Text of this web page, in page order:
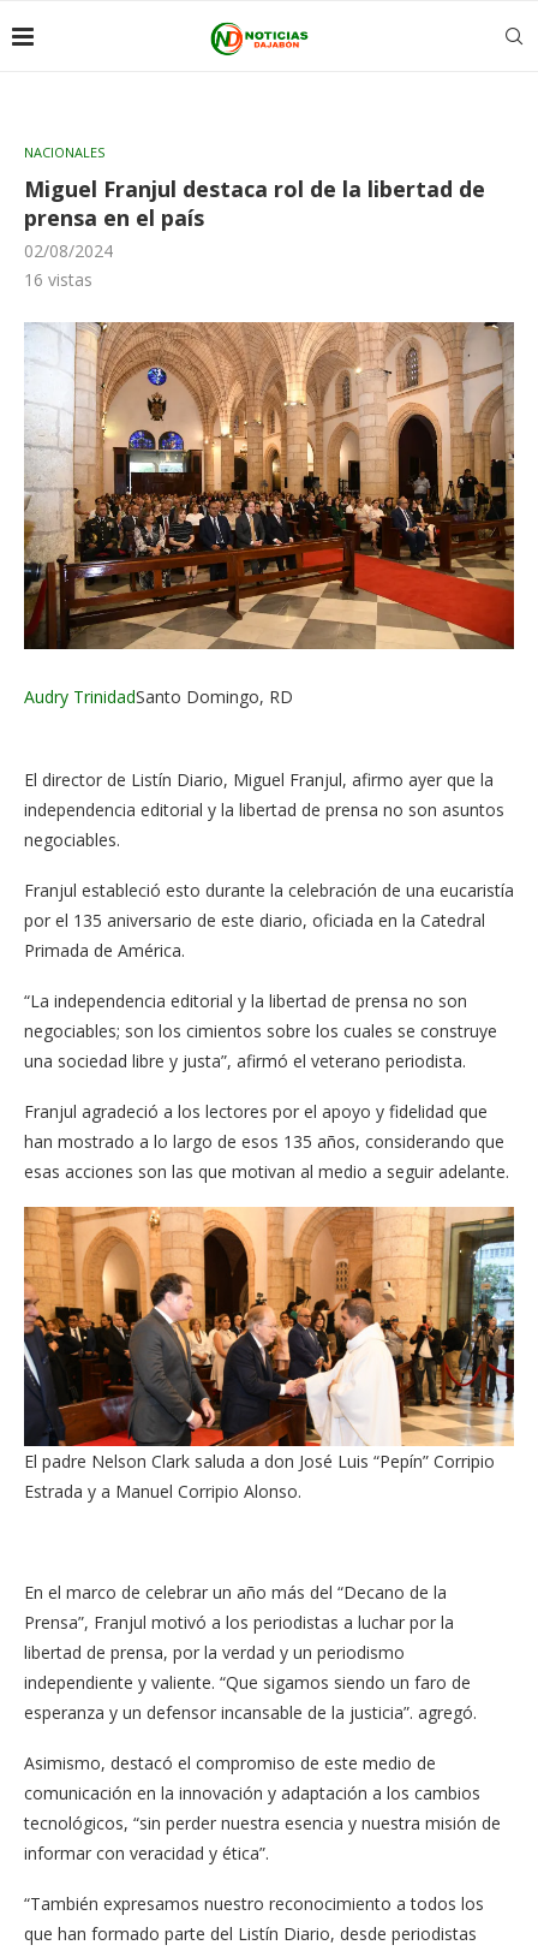
NACIONALES
Miguel Franjul destaca rol de la libertad de
prensa en el país
02/08/2024
16 vistas
Audry TrinidadSanto Domingo, RD
El director de Listín Diario, Miguel Franjul, afirmo ayer que la
independencia editorial y la libertad de prensa no son asuntos
negociables.
Franjul estableció esto durante la celebración de una eucaristía
por el 135 aniversario de este diario, oficiada en la Catedral
Primada de América.
“La independencia editorial y la libertad de prensa no son
negociables; son los cimientos sobre los cuales se construye
una sociedad libre y justa”, afirmó el veterano periodista.
Franjul agradeció a los lectores por el apoyo y fidelidad que
han mostrado a lo largo de esos 135 años, considerando que
esas acciones son las que motivan al medio a seguir adelante.
El padre Nelson Clark saluda a don José Luis “Pepín” Corripio
Estrada y a Manuel Corripio Alonso.
En el marco de celebrar un año más del “Decano de la
Prensa”, Franjul motivó a los periodistas a luchar por la
libertad de prensa, por la verdad y un periodismo
independiente y valiente. “Que sigamos siendo un faro de
esperanza y un defensor incansable de la justicia”. agregó.
Asimismo, destacó el compromiso de este medio de
comunicación en la innovación y adaptación a los cambios
tecnológicos, “sin perder nuestra esencia y nuestra misión de
informar con veracidad y ética”.
“También expresamos nuestro reconocimiento a todos los
que han formado parte del Listín Diario, desde periodistas